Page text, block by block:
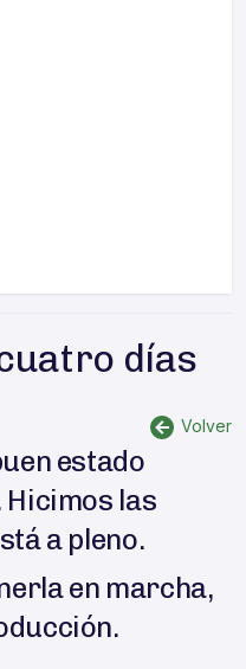
días
Volver
estado
Hicimos las
a pleno.
en marcha,